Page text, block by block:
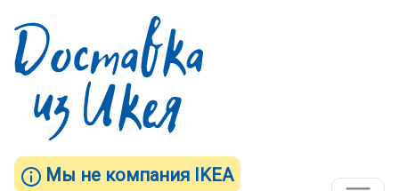
Мы не компания IKEA